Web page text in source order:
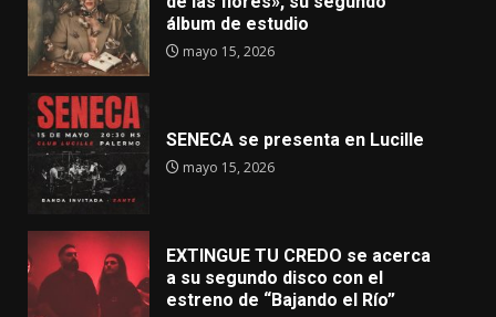
álbum de estudio
mayo 15, 2026
SENECA se presenta en Lucille
mayo 15, 2026
EXTINGUE TU CREDO se acerca
a su segundo disco con el
estreno de “Bajando el Río”